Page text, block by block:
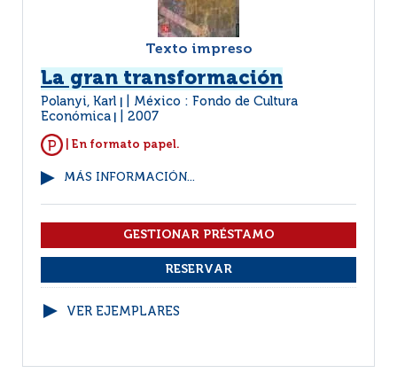
Texto impreso
La gran transformación
Polanyi, Karl
México : Fondo de Cultura
Económica
2007
| En formato papel.
MÁS INFORMACIÓN...
VER EJEMPLARES